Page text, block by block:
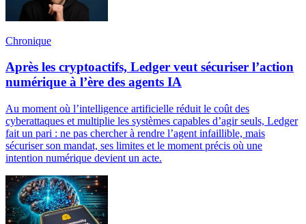
Chronique
Après les cryptoactifs, Ledger veut sécuriser l’action
numérique à l’ère des agents IA
Au moment où l’intelligence artificielle réduit le coût des
cyberattaques et multiplie les systèmes capables d’agir seuls, Ledger
fait un pari : ne pas chercher à rendre l’agent infaillible, mais
sécuriser son mandat, ses limites et le moment précis où une
intention numérique devient un acte.